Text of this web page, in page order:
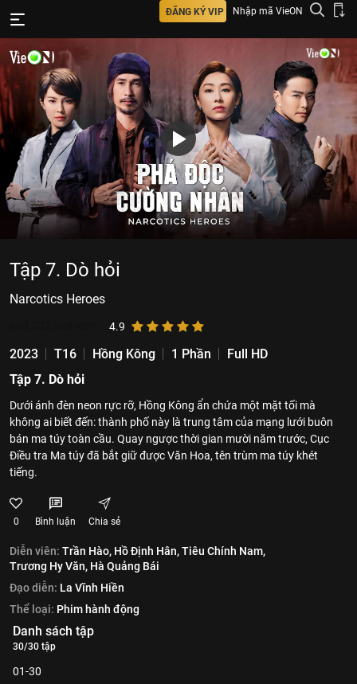
ĐĂNG KÝ VIP Nhập mã VieON
Tập 7. Dò hỏi
Narcotics Heroes
4.9
2023 T16 Hồng Kông 1 Phần
Full HD
Tập 7. Dò hỏi
Dưới ánh đèn neon rực rỡ, Hồng Kông ẩn chứa một mặt tối mà
không ai biết đến: thành phố này là trung tâm của mạng lưới buôn
bán ma túy toàn cầu. Quay ngược thời gian mười năm trước, Cục
Điều tra Ma túy đã bắt giữ được Văn Hoa, tên trùm ma túy khét
tiếng.
0 Bình luận Chia sẻ
Diễn viên: Trần Hào, Hồ Định Hân,Tiêu Chính Nam,
Trương Hy Văn, Hà Quảng Bái
Đạo diễn: La Vĩnh Hiền
Thể loại: Phim hành động
Danh sách tập
30/30 tập
01-30